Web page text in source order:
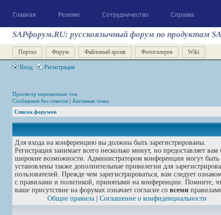
Главная Резюме Сотрудничество Справка
SAPфорум.RU: русскоязычный форум по продуктам
Портал Форум Файловый архив Фотогалерея Wiki
Вход Регистрация
Просмотр нерешенных тем
Сообщения без ответов | Активные темы
Список форумов
Для входа на конференцию вы должны быть зарегистрированы.
Регистрация занимает всего несколько минут, но предоставляет вам
широкие возможности. Администратором конференции могут быть
установлены также дополнительные привилегии для
пользователей. Прежде чем зарегистрироваться, вам следует
с правилами и политикой, принятыми на конференции. Помните,
ваше присутствие на форумах означает согласие со всеми
Общие правила
Соглашение о конфиденциальности